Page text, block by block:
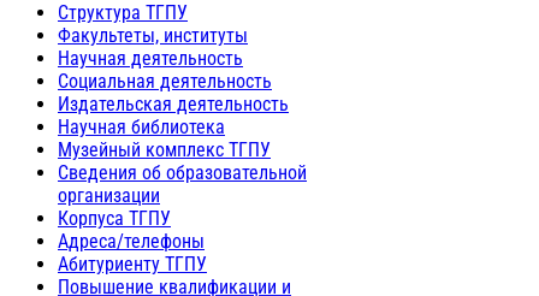
Структура ТГПУ
Факультеты, институты
Научная деятельность
Социальная деятельность
Издательская деятельность
Научная библиотека
Музейный комплекс ТГПУ
Сведения об образовательной
организации
Корпуса ТГПУ
Адреса/телефоны
Абитуриенту ТГПУ
Повышение квалификации и